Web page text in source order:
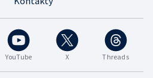
YouTube X Threads